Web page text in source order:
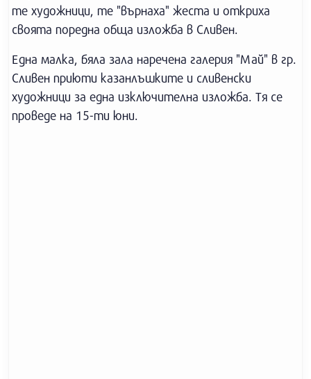
те художници, те "върнаха" жеста и откриха
своята поредна обща изложба в Сливен.
Една малка, бяла зала наречена галерия "Май" в гр.
Сливен приюти казанлъшките и сливенски
художници за една изключителна изложба. Тя се
проведе на 15-ти юни.